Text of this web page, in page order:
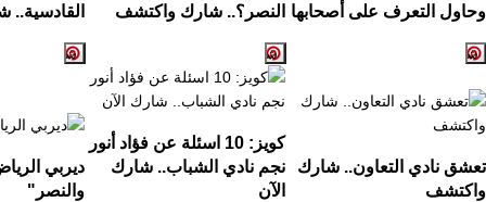
وحاول التعرف على أصحابها
النصر؟.. شارك واكتشف
القادسية..
تعشق نادي التعاون.. شارك
واكتشف
كويز: 10 اسئلة عن فؤاد أنور
نجم نادي الشباب.. شارك
الآن
ديربي
والنصر "